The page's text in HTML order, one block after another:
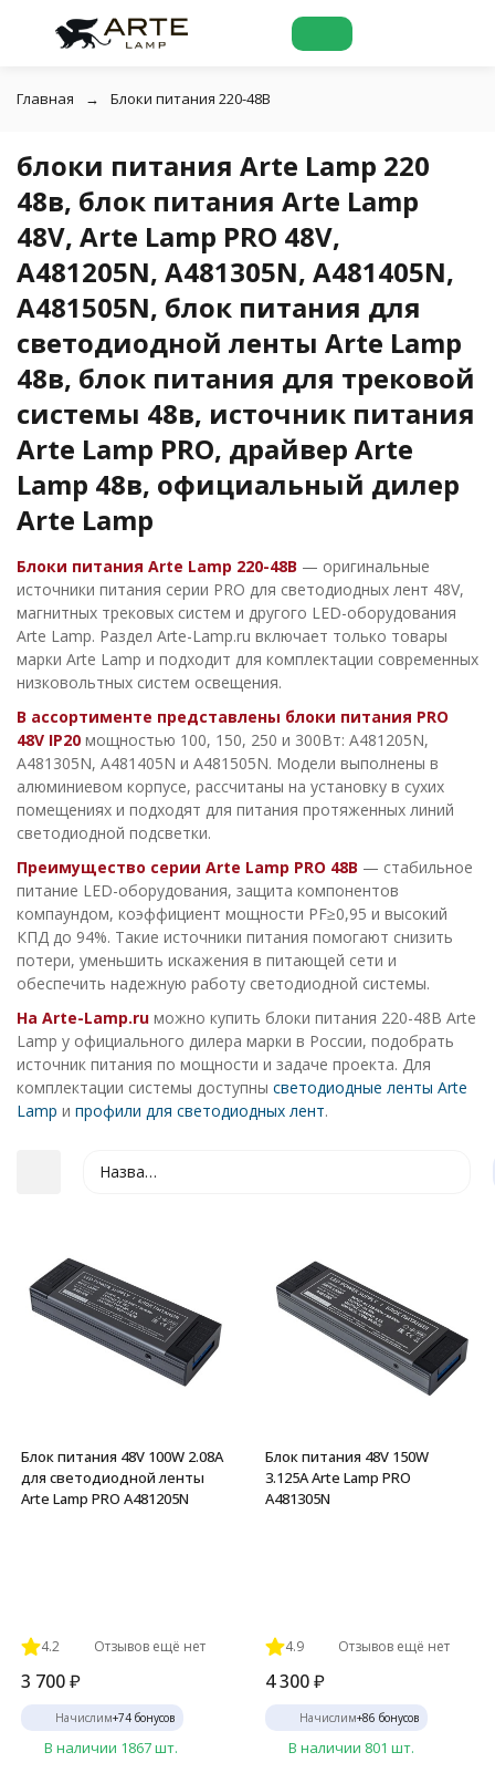
Главная Блоки питания 220-48В
блоки питания Arte Lamp 220
48в, блок питания Arte Lamp
48V, Arte Lamp PRO 48V,
A481205N, A481305N, A481405N,
A481505N, блок питания для
светодиодной ленты Arte Lamp
48в, блок питания для трековой
системы 48в, источник питания
Arte Lamp PRO, драйвер Arte
Lamp 48в, официальный дилер
Arte Lamp
Блоки питания Arte Lamp 220-48В — оригинальные
источники питания серии PRO для светодиодных лент 48V,
магнитных трековых систем и другого LED-оборудования
Arte Lamp. Раздел Arte-Lamp.ru включает только товары
марки Arte Lamp и подходит для комплектации современных
низковольтных систем освещения.
В ассортименте представлены блоки питания PRO
48V IP20 мощностью 100, 150, 250 и 300Вт: A481205N,
A481305N, A481405N и A481505N. Модели выполнены в
алюминиевом корпусе, рассчитаны на установку в сухих
помещениях и подходят для питания протяженных линий
светодиодной подсветки.
Преимущество серии Arte Lamp PRO 48В — стабильное
питание LED-оборудования, защита компонентов
компаундом, коэффициент мощности PF≥0,95 и высокий
КПД до 94%. Такие источники питания помогают снизить
потери, уменьшить искажения в питающей сети и
обеспечить надежную работу светодиодной системы.
На Arte-Lamp.ru можно купить блоки питания 220-48В Arte
Lamp у официального дилера марки в России, подобрать
источник питания по мощности и задаче проекта. Для
комплектации системы доступны светодиодные ленты Arte
Lamp и профили для светодиодных лент.
Название
покупателей
Блок питания 48V 100W 2.08А
для светодиодной ленты
Arte Lamp PRO A481205N
4.2 Отзывов ещё нет
3 700₽
Начислим+74 бонусов
В наличии 1867 шт.
Блок питания 48V 150W
3.125А Arte Lamp PRO
A481305N
4.9 Отзывов ещё нет
4 300₽
Начислим+86 бонусов
В наличии 801 шт.